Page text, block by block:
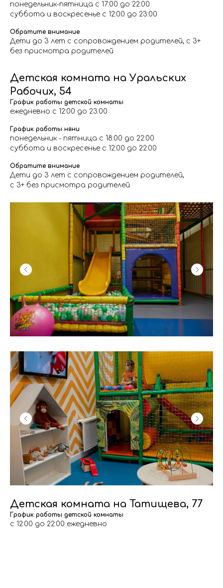
понедельник-пятница с 17:00 до 22:00
суббота и воскресенье с 12:00 до 23:00
Обратите внимание
Дети до 3 лет с сопровождением родителей, с 3+
без присмотра родителей
Детская комната на Уральских
Рабочих, 54
График работы детской комнаты
ежедневно с 12:00 до 23:00
График работы няни
понедельник - пятница с 18:00 до 22:00
суббота и воскресенье с 12:00 до 22:00
Обратите внимание
Дети до 3 лет с сопровождением родителей,
с 3+ без присмотра родителей
Детская комната на Татищева, 77
График работы детской комнаты
с 12:00 до 22:00 ежедневно